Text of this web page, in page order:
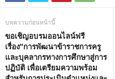
บทความก่อนหน้านี้
ขอเชิญอบรมออนไลน์ฟรี
เรื่อง“การพัฒนาข้าราชการครู
และบุคลากรทางการศึกษาสู่การ
ปฏิบัติ เพื่อเตรียมความพร้อม